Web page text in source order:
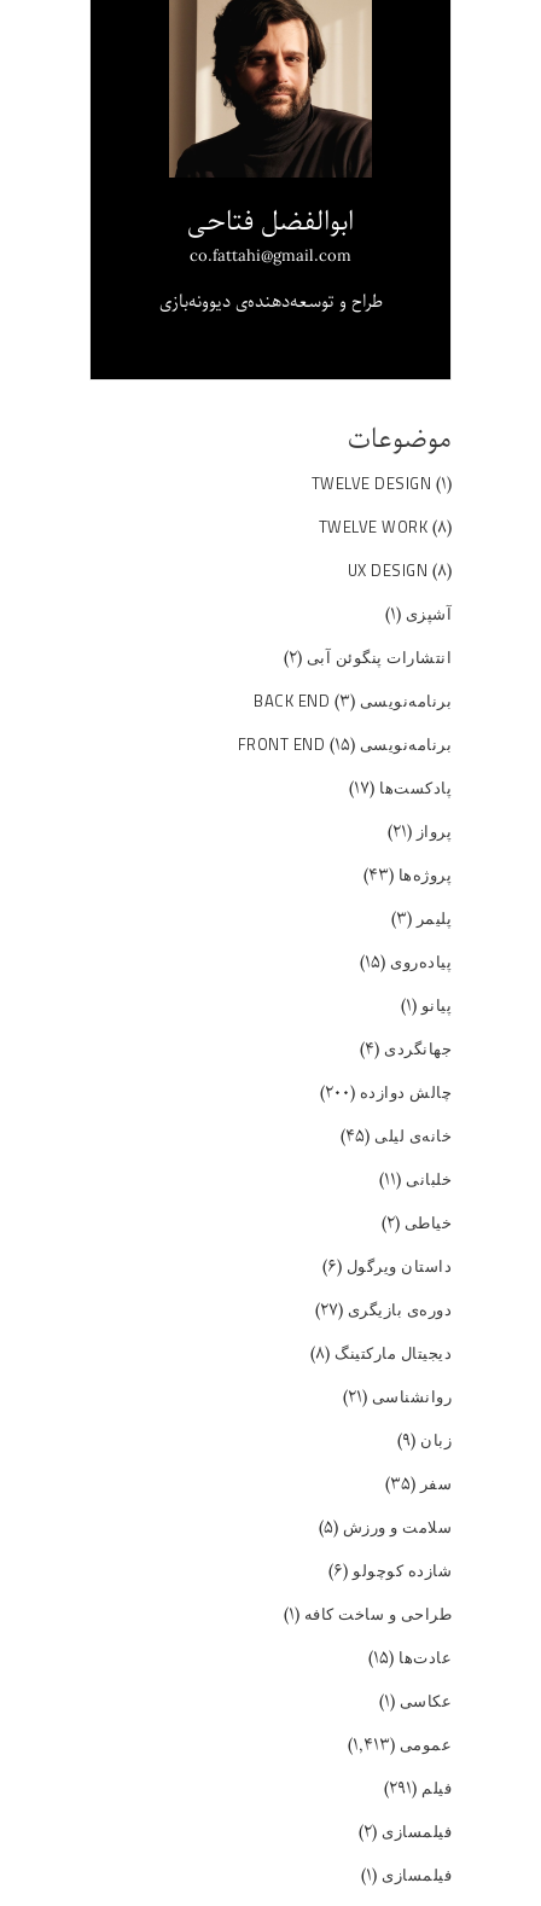
ابوالفضل فتاحی
co.fattahi@gmail.com
طراح و توسعه‌دهنده‌ی دیوونه‌بازی
موضوعات
TWELVE DESIGN (۱)
TWELVE WORK (۸)
UX DESIGN (۸)
آشپزی (۱)
انتشارات پنگوئن آبی (۲)
برنامه‌نویسی BACK END (۳)
برنامه‌نویسی FRONT END (۱۵)
پادکست‌ها (۱۷)
پرواز (۲۱)
پروژه‌ها (۴۳)
پلیمر (۳)
پیاده‌روی (۱۵)
پیانو (۱)
جهانگردی (۴)
چالش دوازده (۲۰۰)
خانه‌ی لیلی (۴۵)
خلبانی (۱۱)
خیاطی (۲)
داستان ویرگول (۶)
دوره‌ی بازیگری (۲۷)
دیجیتال مارکتینگ (۸)
روانشناسی (۲۱)
زبان (۹)
سفر (۳۵)
سلامت و ورزش (۵)
شازده کوچولو (۶)
طراحی و ساخت کافه (۱)
عادت‌ها (۱۵)
عکاسی (۱)
عمومی (۱,۴۱۳)
فیلم (۲۹۱)
فیلمسازی (۲)
فیلمسازی (۱)